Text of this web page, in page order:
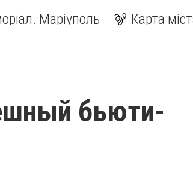
Маріуполь Карта
бьюти-